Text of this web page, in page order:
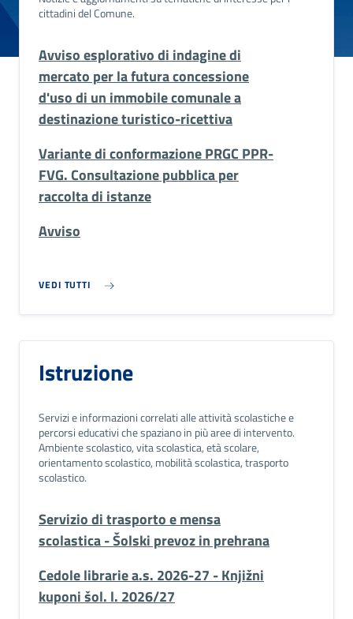
cittadini del Comune.
Avviso esplorativo di indagine di
mercato per la futura concessione
d'uso di un immobile comunale a
destinazione turistico-ricettiva
Variante di conformazione PRGC PPR-
FVG. Consultazione pubblica per
raccolta di istanze
Avviso
VEDI TUTTI
Istruzione
Servizi e informazioni correlati alle attività scolastiche e
percorsi educativi che spaziano in più aree di intervento.
Ambiente scolastico, vita scolastica, età scolare,
orientamento scolastico, mobilità scolastica, trasporto
scolastico.
Servizio di trasporto e mensa
scolastica - Šolski prevoz in prehrana
Cedole librarie a.s. 2026-27 - Knjižni
kuponi šol. l. 2026/27